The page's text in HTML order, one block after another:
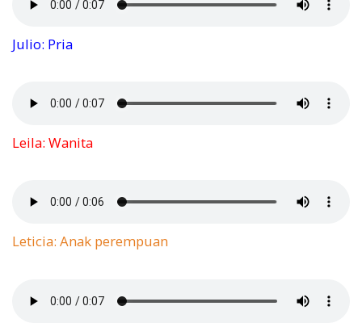
Julio: Pria
Leila: Wanita
Leticia: Anak perempuan